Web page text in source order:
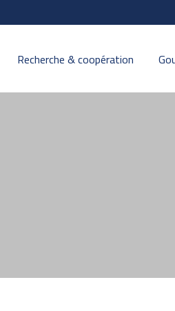
Recherche & coopération